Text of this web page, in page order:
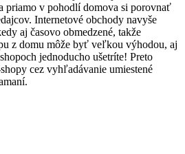
priamo v pohodlí domova si porovnať
Internetové obchody navyše
aj časovo obmedzené, takže
z domu môže byť veľkou výhodou, aj
jednoducho ušetríte! Preto
cez vyhľadávanie umiestené